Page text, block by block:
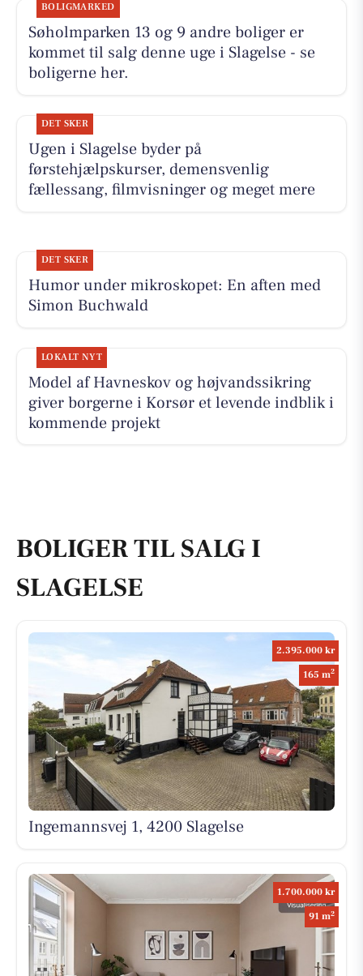
BOLIGMARKED
Søholmparken 13 og 9 andre boliger er
kommet til salg denne uge i Slagelse - se
boligerne her.
DET SKER
Ugen i Slagelse byder på
førstehjælpskurser, demensvenlig
fællessang, filmvisninger og meget mere
DET SKER
Humor under mikroskopet: En aften med
Simon Buchwald
LOKALT NYT
Model af Havneskov og højvandssikring
giver borgerne i Korsør et levende indblik i
kommende projekt
BOLIGER TIL SALG I
SLAGELSE
2.395.000 kr
165 m2
Ingemannsvej 1, 4200 Slagelse
1.700.000 kr
91 m2